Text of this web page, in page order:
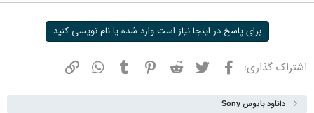
برای پاسخ در اینجا نیاز است وارد شده یا نام نویسی کنید
اشتراک گذاری: فیسبوک توییتر ردیت پینترستتامبلر واتسپ
دانلود بایوس Sony